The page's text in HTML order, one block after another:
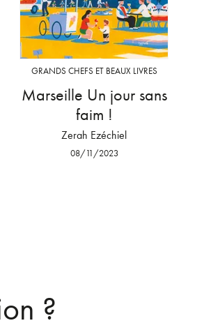
GRANDS CHEFS ET BEAUX LIVRES
Marseille Un jour sans
faim !
Zerah Ezéchiel
08/11/2023
?